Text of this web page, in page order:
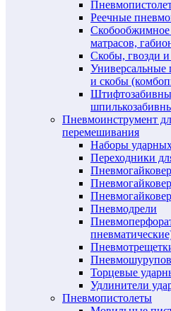
Реечные
Скобообжимное
матрасов,
Скобы, гвозди
Универсальные
и скобы
Пневмоинструмент
перемешивания
Наборы
Переходники
Пневмодрели
Торцевые
Удлинители
Пневмопистолеты